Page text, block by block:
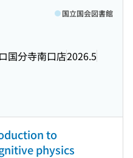
国分寺南口店2026.5
国立国会図書館
to
physics